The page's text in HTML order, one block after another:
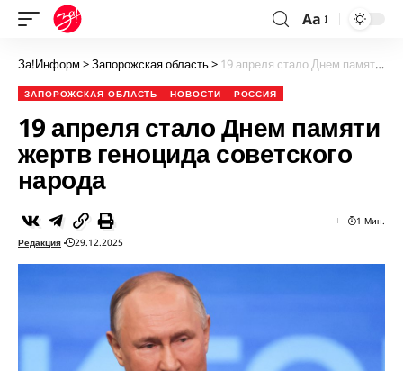
Aa
За!Информ >Запорожская область> 19 апреля стало Днем памяти жертв геноцида советского народа
ЗАПОРОЖСКАЯ ОБЛАСТЬ НОВОСТИ РОССИЯ
19 апреля стало Днем памяти
жертв геноцида советского
народа
Редакция 29.12.2025
1 Мин.